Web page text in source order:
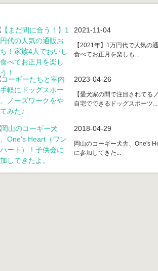
2021-11-04
【2021年】1万円代で人気の
食べてお正月を楽しも...
2023-04-26
【愛犬家の間で注目されてる
自宅でできるドッグスポーツ...
2018-04-29
岡山のコーギー犬舎、One's
に参加してきた...